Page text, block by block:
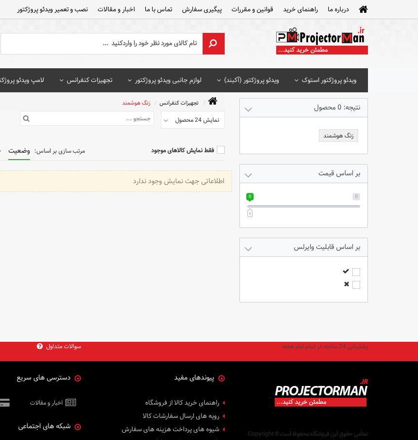
درباره ما راهنمای خرید قوانین و مقررات پیگیری سفارش تماس با ما اخبار و مقالات نصب و تعمیر ویدئو پروژکتور
ویدئو پروژکتور استوک ویدئو پروژکتور (آکبند) لوازم جانبی ویدئو پروژکتور تجهیزات کنفرانس لامپ ویدئو
تجهیزات کنفرانس زنگ هوشمند
نمایش 24 محصول
فقط نمایش کالاهای موجود وضعیت
اطلاعاتی جهت نمایش وجود ندارد
نتیجه: 0 محصول
زنگ هوشمند
بر اساس قیمت
0
0
قابلیت وایرلس
پشتیبانی 24 ساعته در تمام ایام هفته سوالات متداول
دسترسی های سریع
اخبار و مقالات
شبکه های اجتماعی
پیوندهای مفید
راهنمای خرید کالا از فروشگاه
رویه های ارسال سفارشات کالا
شیوه های پرداخت هزینه های سفارش
تمامی حقوق این فروشگاه محفوظ استCopyright ©